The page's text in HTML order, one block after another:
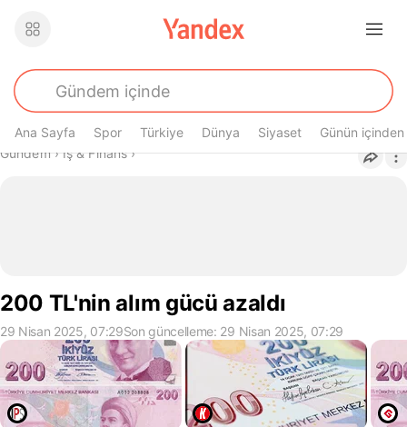
Ana Sayfa Spor Türkiye Dünya Siyaset Günün içinden
Buradasın
Gündem› İş & Finans›
200 TL'nin alım gücü azaldı
29 Nisan 2025, 07:29Son güncelleme: 29 Nisan 2025, 07:29